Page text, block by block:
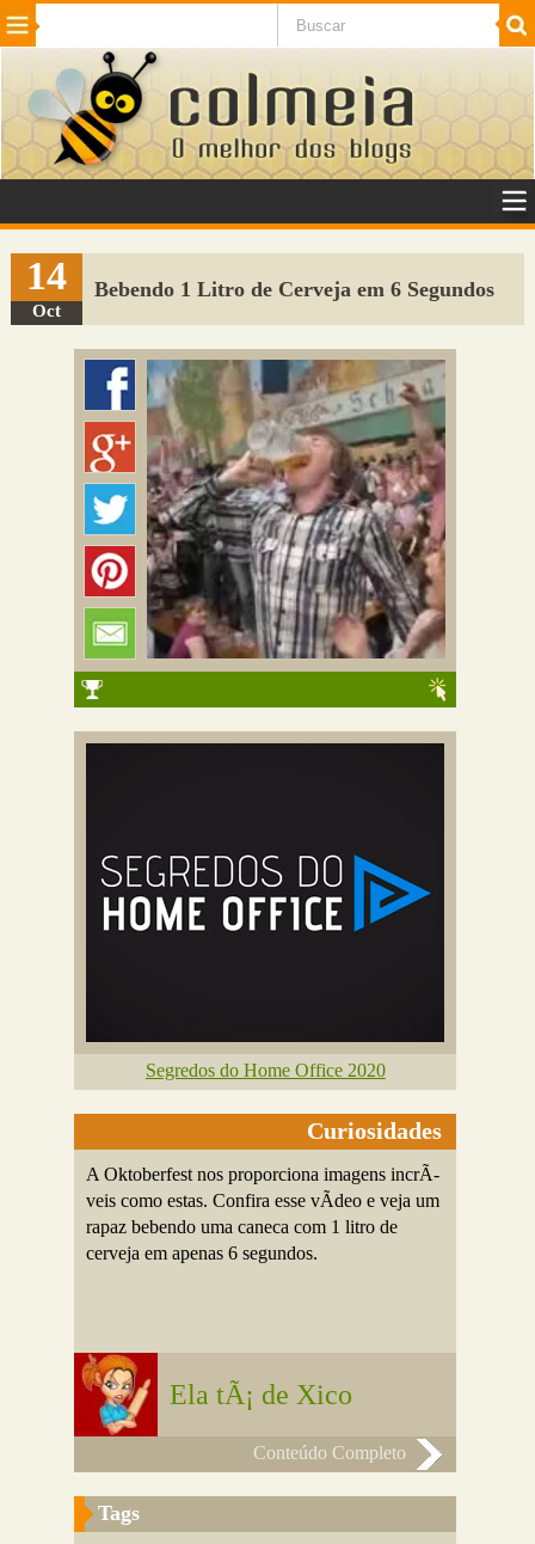
Beleza Cinema e TV
Internet Jogos NotÃ­cias SaÃºde
VeÃ­culos Adulto
Sugerir Link
Adicionar Blog
Colmeia Exchange
Perguntas Frequentes
14
Oct
Bebendo 1 Litro de Cerveja em 6 Segundos
Segredos do Home Office 2020
Curiosidades
A Oktoberfest nos proporciona imagens incrÃ­
veis como estas. Confira esse vÃ­deo e veja um
rapaz bebendo uma caneca com 1 litro de
cerveja em apenas 6 segundos.
Ela tÃ¡ de Xico
Conteúdo Completo
Tags